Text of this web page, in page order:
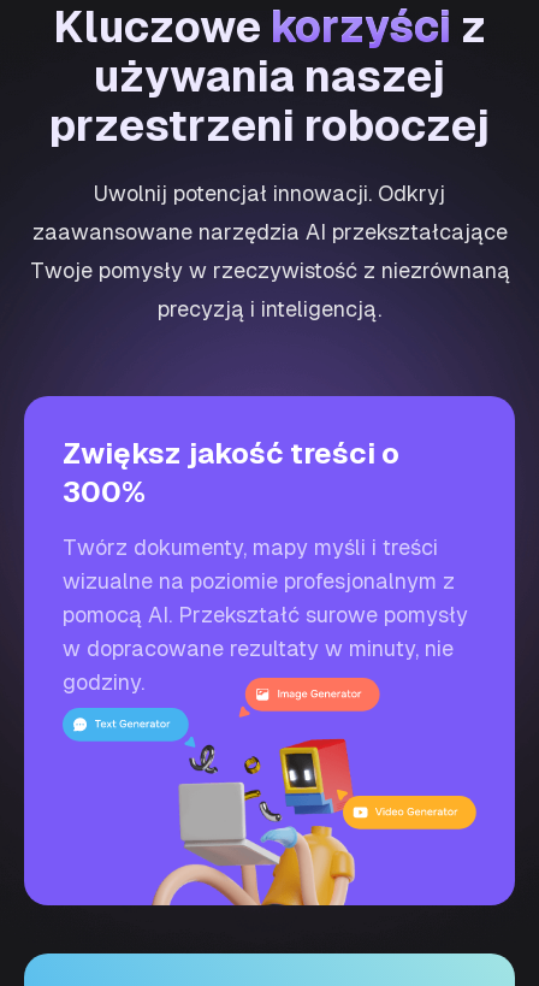
Kluczowe korzyści
korzyści z
używania naszej
przestrzeni roboczej
Uwolnij potencjał innowacji. Odkryj
zaawansowane narzędzia AI przekształcające
Twoje pomysły w rzeczywistość z niezrównaną
precyzją i inteligencją.
Zwiększ jakość treści o
300%
Twórz dokumenty, mapy myśli i treści
wizualne na poziomie profesjonalnym z
pomocą AI. Przekształć surowe pomysły
w dopracowane rezultaty w minuty, nie
godziny.